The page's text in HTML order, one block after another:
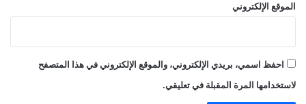
الموقع الإلكتروني
احفظ اسمي، بريدي الإلكتروني، والموقع الإلكتروني في هذا المتصفح
لاستخدامها المرة المقبلة في تعليقي.